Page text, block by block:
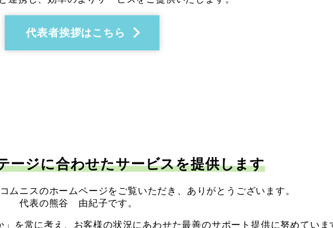
代表者挨拶はこちら
ージに合わせたサービスを提供します
ムニスのホームページをご覧いただき、ありがとうございます。
代表の熊谷 由紀子です。
を常に考え、お客様の状況にあわせた最善のサポート提供に努めていま